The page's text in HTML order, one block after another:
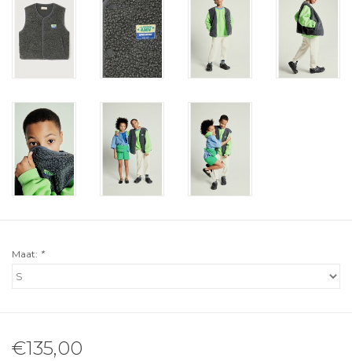
Maat: *
€135,00